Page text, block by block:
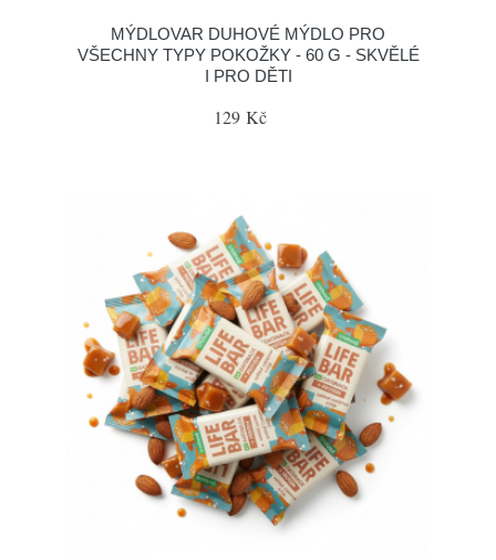
MÝDLOVAR DUHOVÉ MÝDLO PRO
VŠECHNY TYPY POKOŽKY - 60 G - SKVĚLÉ
I PRO DĚTI
129 Kč